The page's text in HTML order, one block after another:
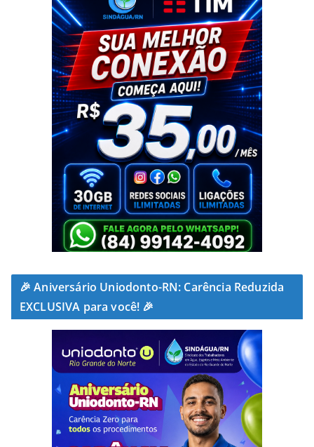
🎉 Aniversário Uniodonto-RN: Carência Reduzida
EXCLUSIVA para você! 🎉